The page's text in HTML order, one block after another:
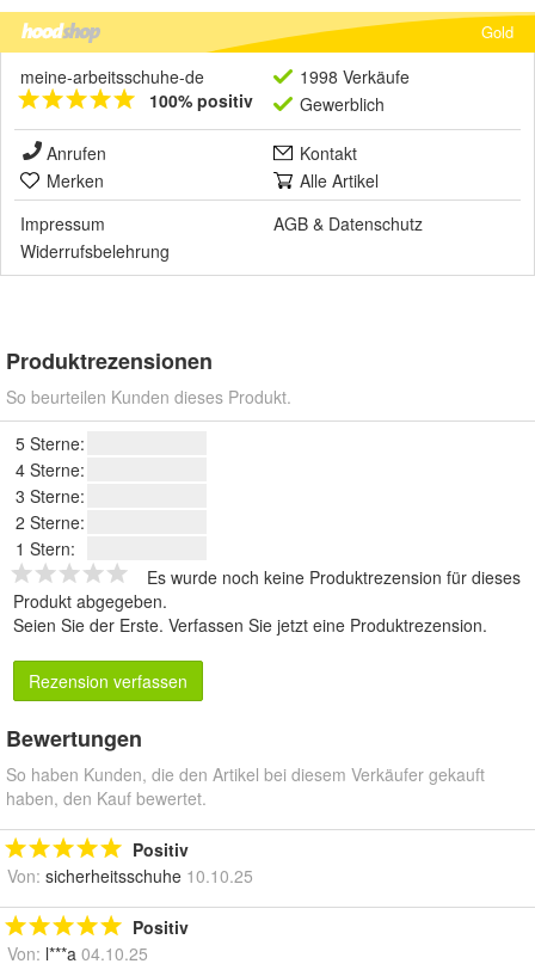
Gold
meine-arbeitsschuhe-de
100% positiv
1998 Verkäufe
Gewerblich
Anrufen
Kontakt
Merken
Alle Artikel
Impressum
AGB & Datenschutz
Widerrufsbelehrung
Produktrezensionen
So beurteilen Kunden dieses Produkt.
5 Sterne:
4 Sterne:
3 Sterne:
2 Sterne:
1 Stern:
Es wurde noch keine Produktrezension für dieses
Produkt abgegeben.
Seien Sie der Erste. Verfassen Sie jetzt eine Produktrezension.
Rezension verfassen
Bewertungen
So haben Kunden, die den Artikel bei diesem Verkäufer gekauft
haben, den Kauf bewertet.
Positiv
Von: sicherheitsschuhe 10.10.25
Positiv
Von: l***a 04.10.25